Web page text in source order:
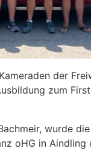
der
zum
wurde
oHG in Aindling